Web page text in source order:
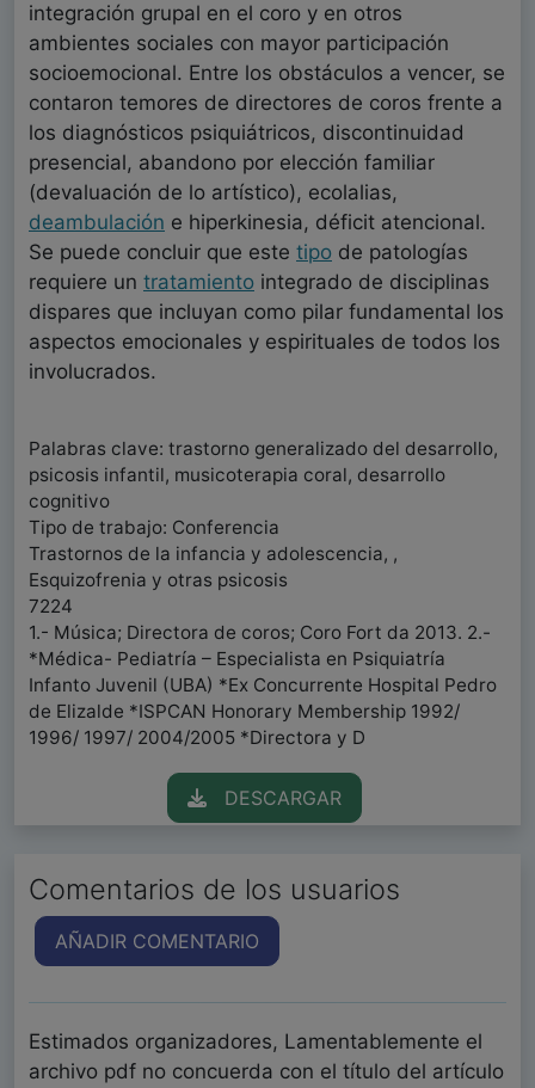
integración grupal en el coro y en otros
ambientes sociales con mayor participación
socioemocional. Entre los obstáculos a vencer, se
contaron temores de directores de coros frente a
los diagnósticos psiquiátricos, discontinuidad
presencial, abandono por elección familiar
(devaluación de lo artístico), ecolalias,
deambulación e hiperkinesia, déficit atencional.
Se puede concluir que este tipo de patologías
requiere un tratamiento integrado de disciplinas
dispares que incluyan como pilar fundamental los
aspectos emocionales y espirituales de todos los
involucrados.
Palabras clave: trastorno generalizado del desarrollo,
psicosis infantil, musicoterapia coral, desarrollo
cognitivo
Tipo de trabajo: Conferencia
Trastornos de la infancia y adolescencia, ,
Esquizofrenia y otras psicosis
7224
1.- Música; Directora de coros; Coro Fort da 2013. 2.-
*Médica- Pediatría – Especialista en Psiquiatría
Infanto Juvenil (UBA) *Ex Concurrente Hospital Pedro
de Elizalde *ISPCAN Honorary Membership 1992/
1996/ 1997/ 2004/2005 *Directora y D
DESCARGAR
Comentarios de los usuarios
AÑADIR COMENTARIO
Estimados organizadores, Lamentablemente el
archivo pdf no concuerda con el título del artículo